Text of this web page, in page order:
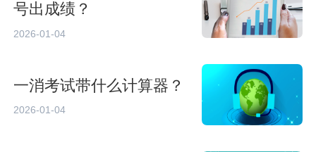
号出成绩？
2026-01-04
一消考试带什么计算器？
2026-01-04